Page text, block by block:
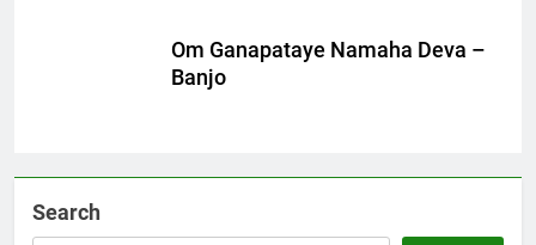
Om Ganapataye Namaha Deva –
Banjo
Search